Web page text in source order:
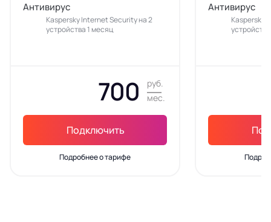
Антивирус
Kaspersky Internet Security на 2
устройства 1 месяц
700
руб.
мес.
Подключить
Подробнее о тарифе
Антивирус
Kaspersky